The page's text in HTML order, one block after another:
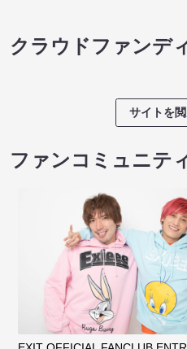
クラウドファンデ
サイトを
ファンコミュニテ